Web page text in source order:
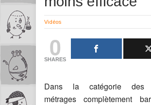
Vidéos
0
SHARES
Dans la catégorie des
métrages complètement